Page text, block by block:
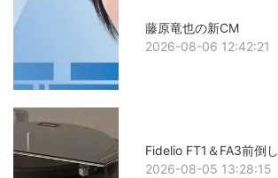
藤原竜也の新CM
2026-08-06 12:42:21
Fidelio FT1＆FA3前倒し
2026-08-05 13:28:15